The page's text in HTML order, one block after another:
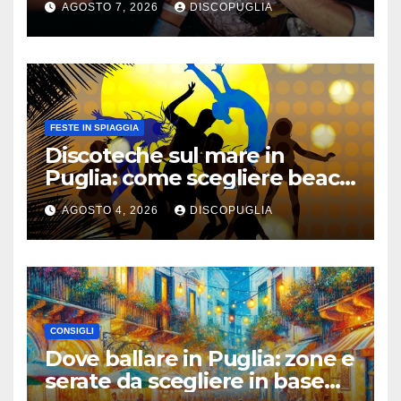
AGOSTO 7, 2026 DISCOPUGLIA
FESTE IN SPIAGGIA
Discoteche sul mare in
Puglia: come scegliere beach
club e locali panoramici
AGOSTO 4, 2026 DISCOPUGLIA
CONSIGLI
Dove ballare in Puglia: zone e
serate da scegliere in base